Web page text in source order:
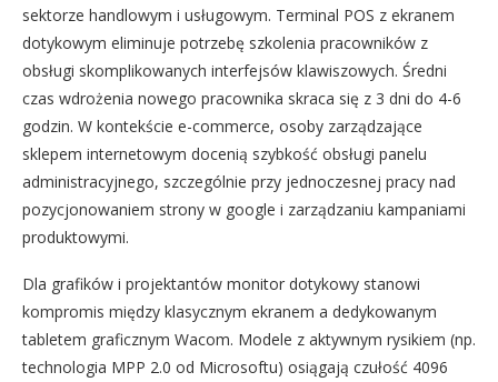
sektorze handlowym i usługowym. Terminal POS z ekranem
dotykowym eliminuje potrzebę szkolenia pracowników z
obsługi skomplikowanych interfejsów klawiszowych. Średni
czas wdrożenia nowego pracownika skraca się z 3 dni do 4-6
godzin. W kontekście e-commerce, osoby zarządzające
sklepem internetowym docenią szybkość obsługi panelu
administracyjnego, szczególnie przy jednoczesnej pracy nad
pozycjonowaniem strony w google i zarządzaniu kampaniami
produktowymi.
Dla grafików i projektantów monitor dotykowy stanowi
kompromis między klasycznym ekranem a dedykowanym
tabletem graficznym Wacom. Modele z aktywnym rysikiem (np.
technologia MPP 2.0 od Microsoftu) osiągają czułość 4096